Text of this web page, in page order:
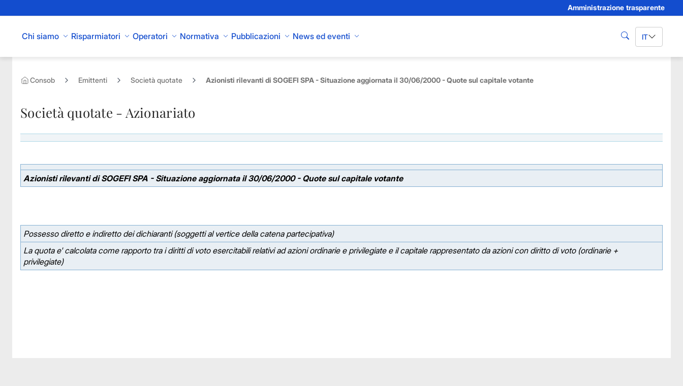
Amministrazione trasparente
Chi siamo Risparmiatori Operatori Normativa Pubblicazioni News ed eventi cerca IT
Consob Emittenti Società quotate Azionisti rilevanti di SOGEFI SPA - Situazione aggiornata il 30/06/2000 - Quote sul capitale votante
Società quotate - Azionariato
Azionisti rilevanti di SOGEFI SPA - Situazione aggiornata il 30/06/2000 - Quote sul capitale votante
Possesso diretto e indiretto dei dichiaranti (soggetti al vertice della catena partecipativa)
La quota e' calcolata come rapporto tra i diritti di voto esercitabili relativi ad azioni ordinarie e privilegiate e il capitale rappresentato da azioni con diritto di voto (ordinarie +
privilegiate)